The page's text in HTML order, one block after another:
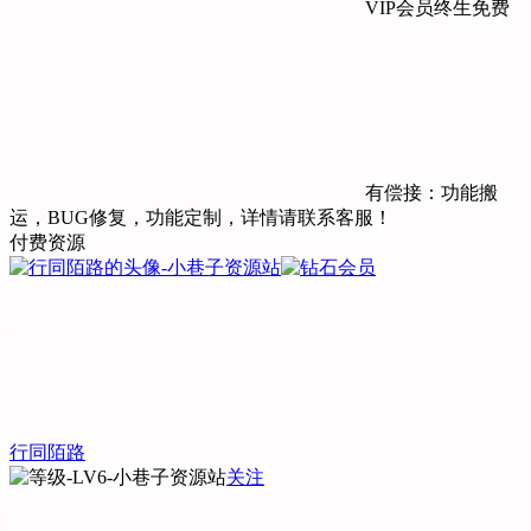
VIP会员终生免费
有偿接：功能搬
运，BUG修复，功能定制，详情请联系客服！
付费资源
行同陌路
关注